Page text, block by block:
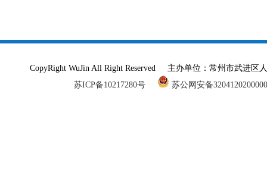
CopyRight WuJin All Right Reserved 主办单位：常州市武进
苏ICP备10217280号
苏公网安备